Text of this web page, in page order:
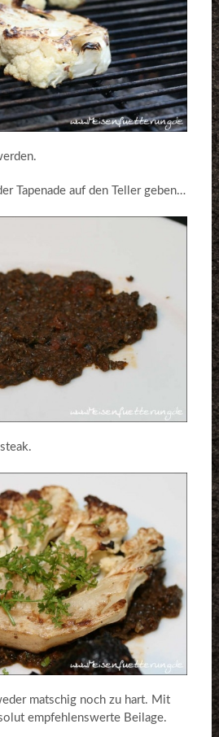
Tapenade auf den Teller geben…
matschig noch zu hart. Mit
empfehlenswerte Beilage.